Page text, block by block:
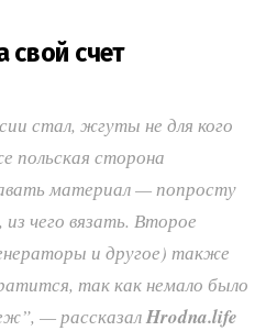
свой счет
стал, жгуты не для кого
польская сторона
материал — попросту
чего вязать. Второе
и другое) также
так как немало было
— рассказалHrodna.life